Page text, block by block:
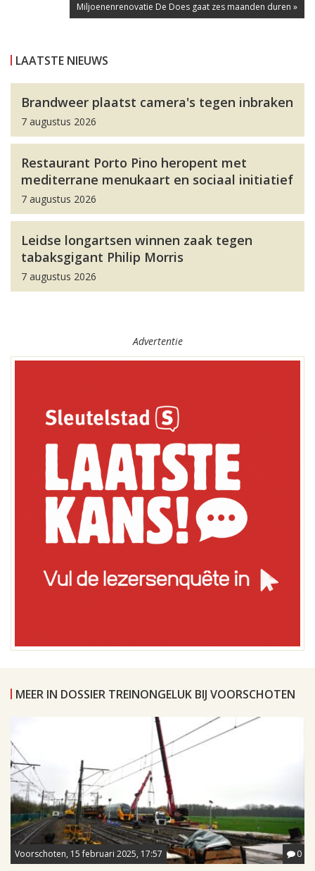
Miljoenenrenovatie De Does gaat zes maanden duren »
LAATSTE NIEUWS
Brandweer plaatst camera's tegen inbraken
7 augustus 2026
Restaurant Porto Pino heropent met
mediterrane menukaart en sociaal initiatief
7 augustus 2026
Leidse longartsen winnen zaak tegen
tabaksgigant Philip Morris
7 augustus 2026
Advertentie
MEER IN DOSSIER TREINONGELUK BIJ VOORSCHOTEN
Voorschoten, 15 februari 2025, 17:57 0